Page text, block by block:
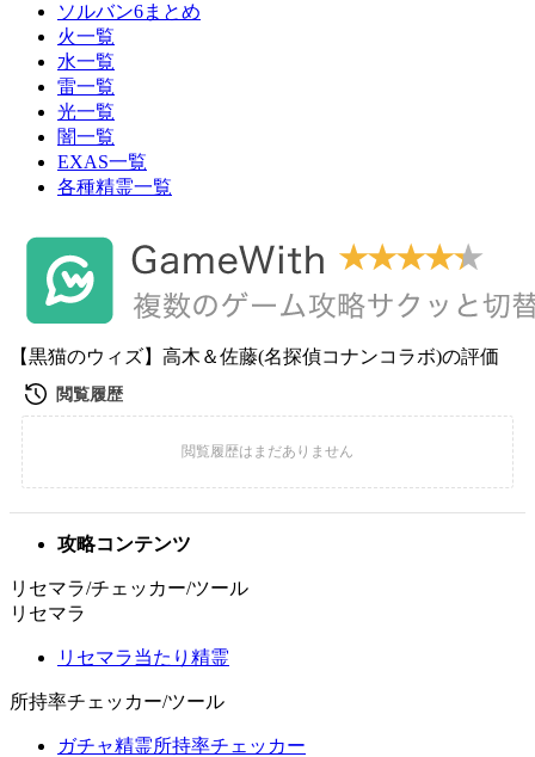
ソルバン6まとめ
火一覧
水一覧
雷一覧
光一覧
闇一覧
EXAS一覧
各種精霊一覧
【黒猫のウィズ】高木＆佐藤(名探偵コナンコラボ)の評価
攻略コンテンツ
リセマラ/チェッカー/ツール
リセマラ
リセマラ当たり精霊
所持率チェッカー/ツール
ガチャ精霊所持率チェッカー